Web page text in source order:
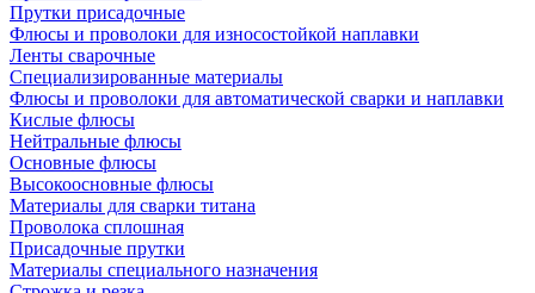
Прутки присадочные
Флюсы и проволоки для износостойкой наплавки
Ленты сварочные
Специализированные материалы
Флюсы и проволоки для автоматической сварки и наплавки
Кислые флюсы
Нейтральные флюсы
Основные флюсы
Высокоосновные флюсы
Материалы для сварки титана
Проволока сплошная
Присадочные прутки
Материалы специального назначения